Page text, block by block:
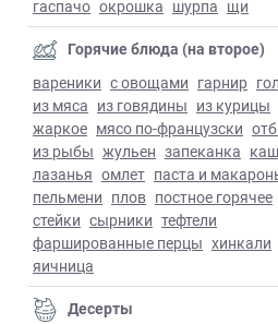
гаспачо окрошка шурпа щи
Горячие блюда (на второе)
вареники с овощами гарнир
из мяса из говядины из курицы
жаркое мясо по-французски
из рыбы жульен запеканка
лазанья омлет паста и
пельмени плов постное горячее
стейки сырники тефтели
фаршированные перцы хинкали
яичница
Десерты